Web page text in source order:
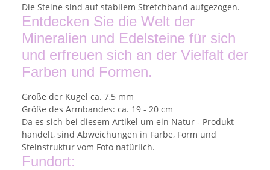
Die Steine sind auf stabilem Stretchband aufgezogen.
Entdecken Sie die Welt der
Mineralien und Edelsteine für sich
und erfreuen sich an der Vielfalt der
Farben und Formen.
Größe der Kugel ca. 7,5 mm
Größe des Armbandes: ca. 19 - 20 cm
Da es sich bei diesem Artikel um ein Natur - Produkt
handelt, sind Abweichungen in Farbe, Form und
Steinstruktur vom Foto natürlich.
Fundort: